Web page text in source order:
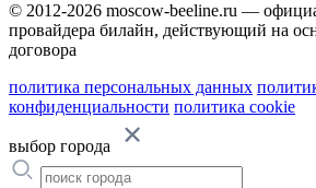
© 2012-2026 moscow-beeline.ru —
провайдера билайн, действующий на
договора
политика персональных данных
конфиденциальности политика cookie
выбор города